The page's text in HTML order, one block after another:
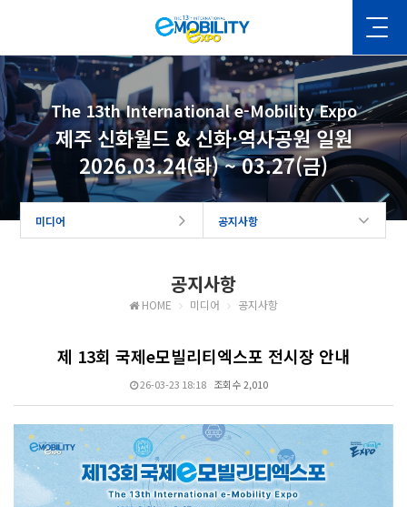
The 13th International e-Mobility Expo
제주 신화월드 & 신화·역사공원 일원
2026.03.24(화) ~ 03.27(금)
미디어 공지사항
공지사항
HOME 미디어 공지사항
제 13회 국제e모빌리티엑스포 전시장 안내
26-03-23 18:18 조회수 2,010